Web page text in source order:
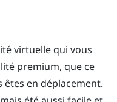
virtuelle qui vous
premium, que ce
en déplacement.